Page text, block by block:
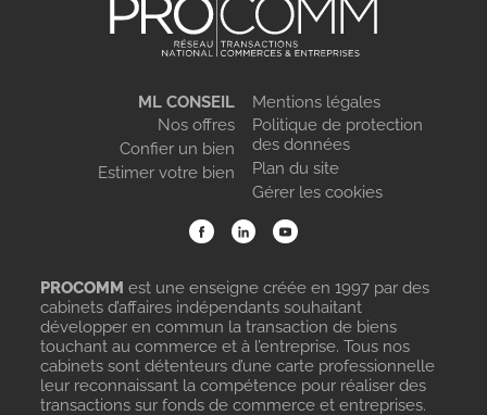
ML CONSEIL
Nos offres
Confier un bien
Estimer votre bien
Mentions légales
Politique de protection
des données
Plan du site
Gérer les cookies
PROCOMM est une enseigne créée en 1997 par des
cabinets d’affaires indépendants souhaitant
développer en commun la transaction de biens
touchant au commerce et à l’entreprise. Tous nos
cabinets sont détenteurs d’une carte professionnelle
leur reconnaissant la compétence pour réaliser des
transactions sur fonds de commerce et entreprises.